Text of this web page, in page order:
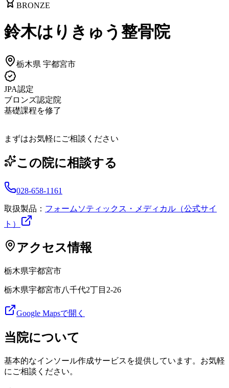
BRONZE
鈴木はりきゅう整骨院
栃木県 宇都宮市
JPA認定
ブロンズ認定院
基礎課程を修了
まずはお気軽にご相談ください
この院に相談する
028-658-1161
取扱製品： フォームソティックス・メディカル（公式サイ
ト）
アクセス情報
栃木県宇都宮市
栃木県宇都宮市八千代2丁目2-26
Google Mapsで開く
当院について
基本的なインソール作成サービスを提供しています。お気軽
にご相談ください。